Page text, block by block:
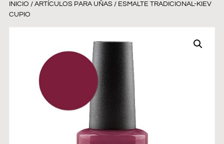
INICIO / ARTÍCULOS PARA UÑAS / ESMALTE TRADICIONAL-KIEV
CUPIO